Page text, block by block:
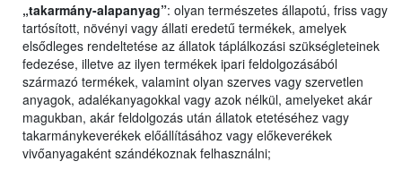
„takarmány-alapanyag”: olyan természetes állapotú, friss vagy
tartósított, növényi vagy állati eredetű termékek, amelyek
elsődleges rendeltetése az állatok táplálkozási szükségleteinek
fedezése, illetve az ilyen termékek ipari feldolgozásából
származó termékek, valamint olyan szerves vagy szervetlen
anyagok, adalékanyagokkal vagy azok nélkül, amelyeket akár
magukban, akár feldolgozás után állatok etetéséhez vagy
takarmánykeverékek előállításához vagy előkeverékek
vivőanyagaként szándékoznak felhasználni;